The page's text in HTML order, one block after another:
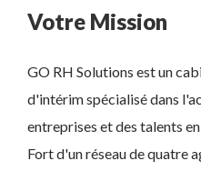
Votre Mission
GO RH Solutions est un
d'intérim spécialisé dans
entreprises et des talents
Fort d'un réseau de quatre